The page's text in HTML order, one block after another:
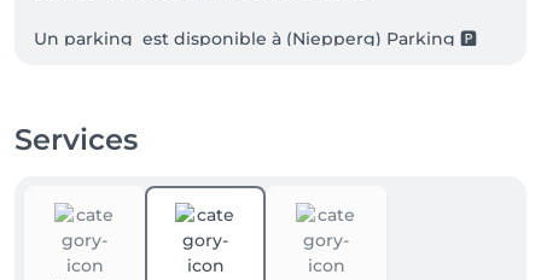
Un parking  est disponible à (Niepperg) Parking 🅿️
Services